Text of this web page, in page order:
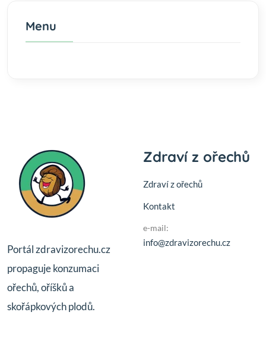
Menu
Portál zdravizorechu.cz
propaguje konzumaci
ořechů, oříšků a
skořápkových plodů.
Zdraví z ořechů
Zdraví z ořechů
Kontakt
e-mail:
info@zdravizorechu.cz